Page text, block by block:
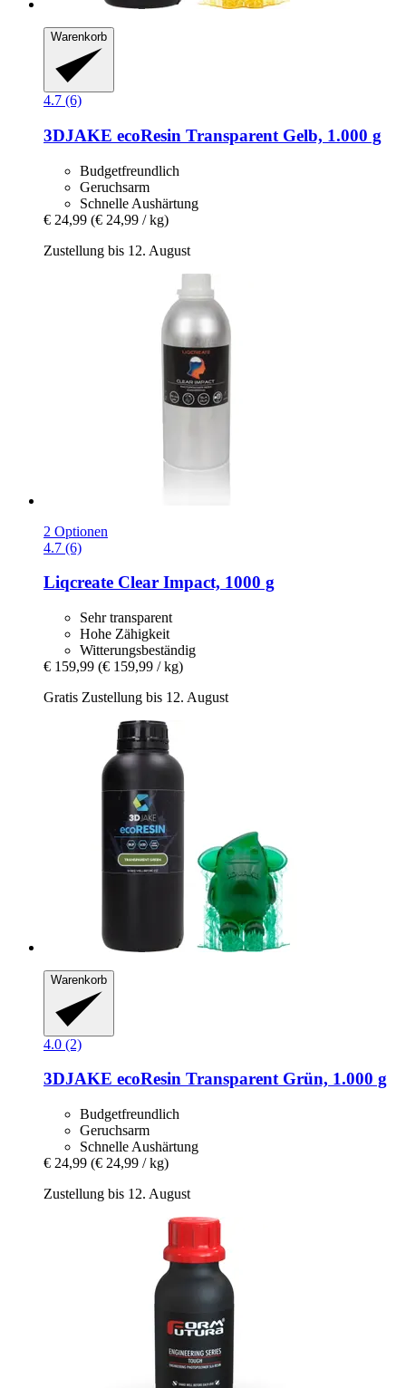
Warenkorb
4.7 (6)
3DJAKE ecoResin Transparent Gelb, 1.000 g
Budgetfreundlich
Geruchsarm
Schnelle Aushärtung
€ 24,99 (€ 24,99 / kg)
Zustellung bis 12. August
2 Optionen
4.7 (6)
Liqcreate Clear Impact, 1000 g
Sehr transparent
Hohe Zähigkeit
Witterungsbeständig
€ 159,99 (€ 159,99 / kg)
Gratis Zustellung bis 12. August
Warenkorb
4.0 (2)
3DJAKE ecoResin Transparent Grün, 1.000 g
Budgetfreundlich
Geruchsarm
Schnelle Aushärtung
€ 24,99 (€ 24,99 / kg)
Zustellung bis 12. August